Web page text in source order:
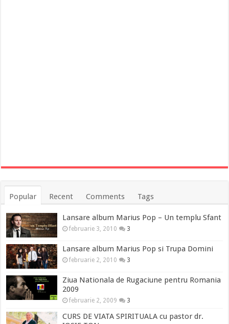
Popular Recent Comments Tags
Lansare album Marius Pop – Un templu Sfant
februarie 3, 2010 3
Lansare album Marius Pop si Trupa Domini
februarie 2, 2010 3
Ziua Nationala de Rugaciune pentru Romania
2009
februarie 2, 2009 3
CURS DE VIATA SPIRITUALA cu pastor dr.